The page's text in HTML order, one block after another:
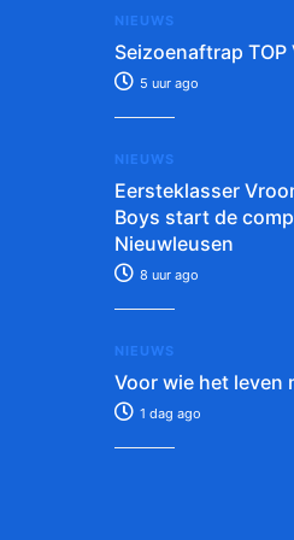
NIEUWS
Seizoenaftrap
5 uur ago
NIEUWS
Eersteklasser
Boys start de
Nieuwleusen
8 uur ago
NIEUWS
Voor wie het leven
1 dag ago